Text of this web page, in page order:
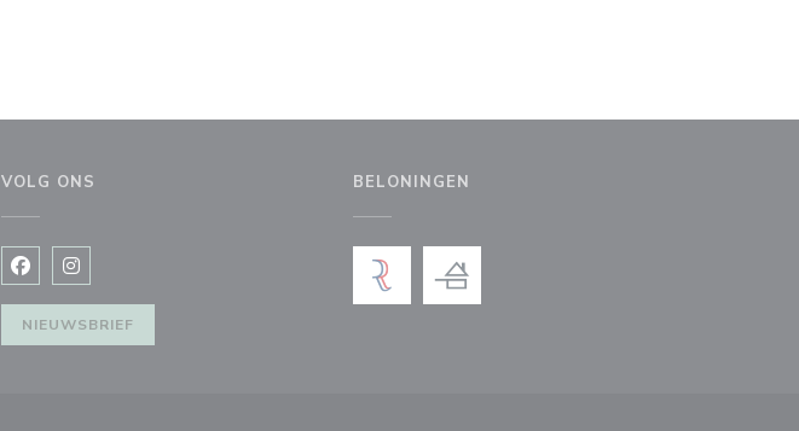
VOLG ONS
Facebook ((opent in een nieuw venster))
Instagram ((opent in een nieuw venster))
NIEUWSBRIEF
BELONINGEN